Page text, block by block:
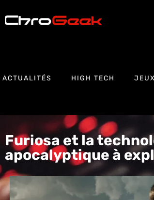
ACTUALITÉS HIGH TECH
Furiosa et la
apocalyptique à